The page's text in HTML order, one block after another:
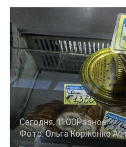
Сегодня, 11:00Разное
Фото:Ольга Корженко